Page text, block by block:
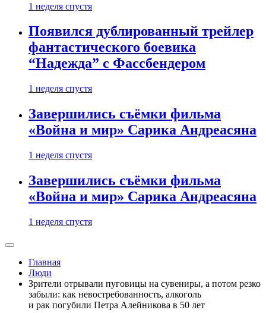
1 неделя спустя
Появился дублированный трейлер
фантастического боевика
“Надежда” с Фассбендером
1 неделя спустя
Завершились съёмки фильма
«Война и мир» Сарика Андреасяна
1 неделя спустя
Завершились съёмки фильма
«Война и мир» Сарика Андреасяна
1 неделя спустя
Главная
Люди
Зрители отрывали пуговицы на сувениры, а потом резко
забыли: как невостребованность, алкоголь
и рак погубили Петра Алейникова в 50 лет